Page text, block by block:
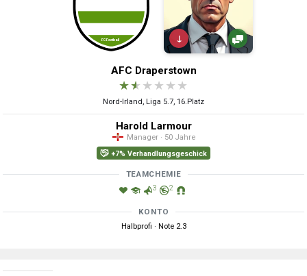
↓
AFC Draperstown
★★ ★ ★ ★ ★
Nord-Irland, Liga 5.7, 16.Platz
Harold Larmour
Manager · 50 Jahre
+7% Verhandlungsgeschick
TEAMCHEMIE
3 2
KONTO
Halbprofi · Note 2.3